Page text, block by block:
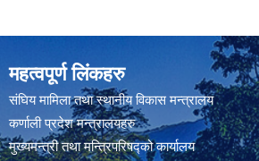
महत्वपूर्ण लिंकहरु
संघिय मामिला तथा स्थानीय विकास मन्त्रालय
कर्णाली प्रदेश मन्त्रालयहरु
मुख्यमन्त्री तथा मन्त्रिपरिषद्को कार्यालय